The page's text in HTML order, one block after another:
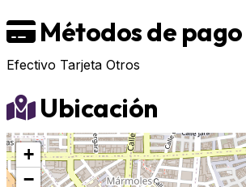
Métodos de pago
Efectivo Tarjeta Otros
Ubicación
+
−